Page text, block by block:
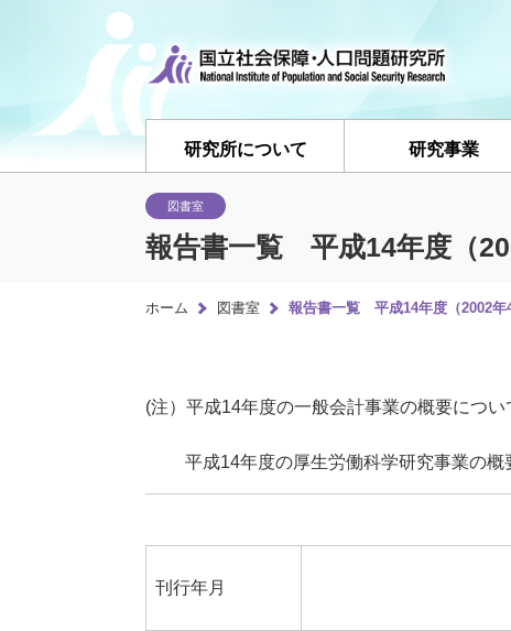
研究所について 研究事業
図書室
報告書一覧 平成14年度（
ホーム 図書室 報告書一覧 平成14年度（2002年4
(注）平成14年度の一般会計事業の概要につい
平成14年度の厚生労働科学研究事業の概
刊行年月